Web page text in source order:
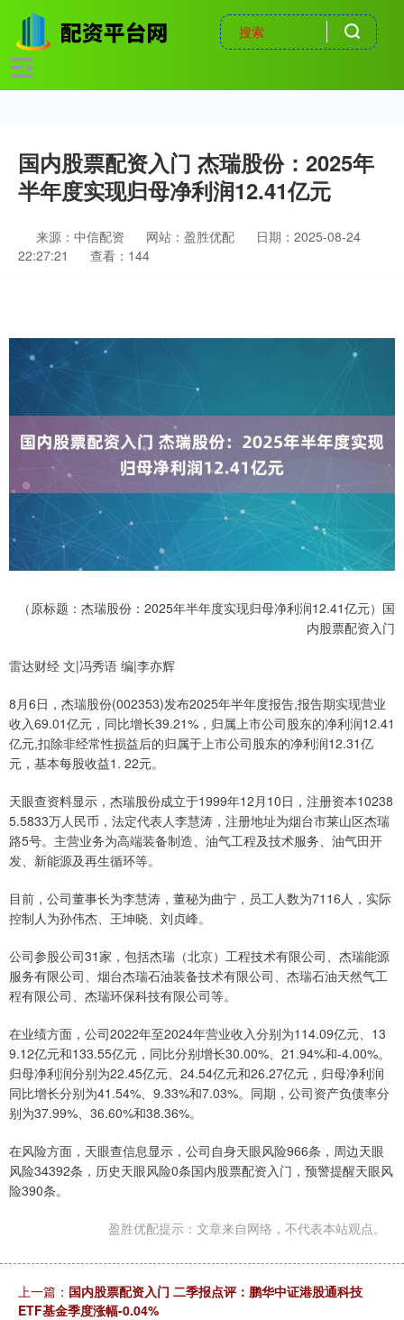
国内股票配资入门 杰瑞股份：2025年
半年度实现归母净利润12.41亿元
来源：中信配资 网站：盈胜优配
日期：2025-08-24
22:27:21
查看：144
（原标题：杰瑞股份：2025年半年度实现归母净利润12.41亿元）国
内股票配资入门
雷达财经 文|冯秀语 编|李亦辉
8月6日，杰瑞股份(002353)发布2025年半年度报告,报告期实现营业
收入69.01亿元，同比增长39.21%，归属上市公司股东的净利润12.41
亿元,扣除非经常性损益后的归属于上市公司股东的净利润12.31亿
元，基本每股收益1. 22元。
天眼查资料显示，杰瑞股份成立于1999年12月10日，注册资本10238
5.5833万人民币，法定代表人李慧涛，注册地址为烟台市莱山区杰瑞
路5号。主营业务为高端装备制造、油气工程及技术服务、油气田开
发、新能源及再生循环等。
目前，公司董事长为李慧涛，董秘为曲宁，员工人数为7116人，实际
控制人为孙伟杰、王坤晓、刘贞峰。
公司参股公司31家，包括杰瑞（北京）工程技术有限公司、杰瑞能源
服务有限公司、烟台杰瑞石油装备技术有限公司、杰瑞石油天然气工
程有限公司、杰瑞环保科技有限公司等。
在业绩方面，公司2022年至2024年营业收入分别为114.09亿元、13
9.12亿元和133.55亿元，同比分别增长30.00%、21.94%和-4.00%。
归母净利润分别为22.45亿元、24.54亿元和26.27亿元，归母净利润
同比增长分别为41.54%、9.33%和7.03%。同期，公司资产负债率分
别为37.99%、36.60%和38.36%。
在风险方面，天眼查信息显示，公司自身天眼风险966条，周边天眼
风险34392条，历史天眼风险0条国内股票配资入门，预警提醒天眼风
险390条。
盈胜优配提示：文章来自网络，不代表本站观点。
上一篇： 国内股票配资入门 二季报点评：鹏华中证港股通科技
ETF基金季度涨幅-0.04%